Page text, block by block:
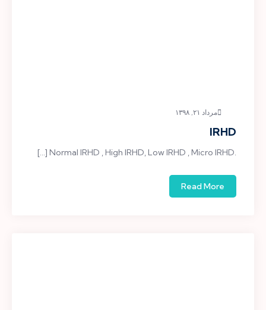
مرداد ۲۱, ۱۳۹۸
IRHD
.Normal IRHD , High IRHD, Low IRHD , Micro IRHD […]
Read More